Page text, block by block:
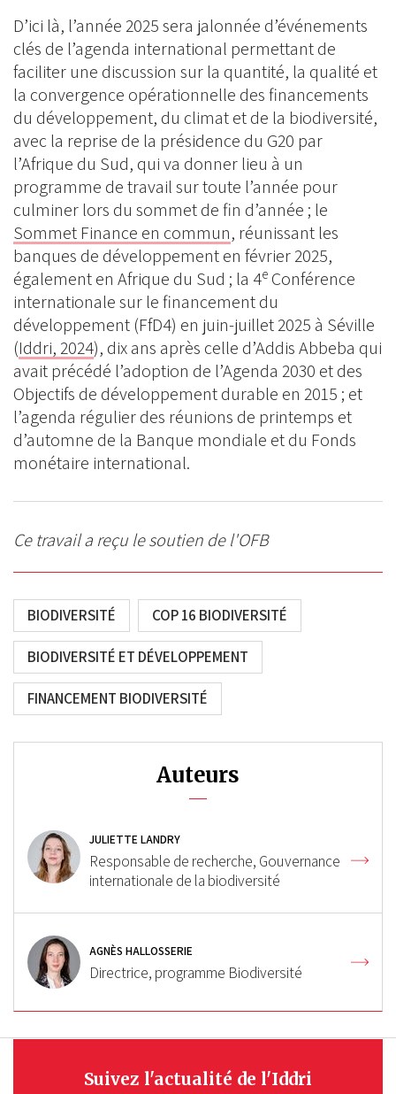
D’ici là, l’année 2025 sera jalonnée d’événements
clés de l’agenda international permettant de
faciliter une discussion sur la quantité, la qualité et
la convergence opérationnelle des financements
du développement, du climat et de la biodiversité,
avec la reprise de la présidence du G20 par
l’Afrique du Sud, qui va donner lieu à un
programme de travail sur toute l’année pour
culminer lors du sommet de fin d’année ; le
Sommet Finance en commun, réunissant les
banques de développement en février 2025,
également en Afrique du Sud ; la 4e Conférence
internationale sur le financement du
développement (FfD4) en juin-juillet 2025 à Séville
(Iddri, 2024), dix ans après celle d’Addis Abbeba qui
avait précédé l’adoption de l’Agenda 2030 et des
Objectifs de développement durable en 2015 ; et
l’agenda régulier des réunions de printemps et
d’automne de la Banque mondiale et du Fonds
monétaire international.
Ce travail a reçu le soutien de l'OFB
BIODIVERSITÉ COP 16 BIODIVERSITÉ
BIODIVERSITÉ ET DÉVELOPPEMENT
FINANCEMENT BIODIVERSITÉ
Auteurs
JULIETTE LANDRY
Responsable de recherche, Gouvernance
internationale de la biodiversité
AGNÈS HALLOSSERIE
Directrice, programme Biodiversité
Suivez l'actualité de l'Iddri